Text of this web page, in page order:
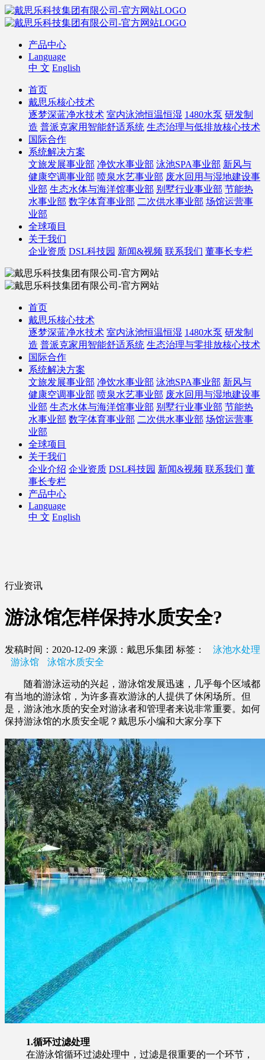
产品中心
Language
中 文 English
首页
戴思乐核心技术
逐梦深蓝净水技术 室内泳池恒温恒湿 1480水泵 研发制
造 普派克家用智能舒适系统 生态治理与低排放核心技术
国际合作
系统解决方案
文旅发展事业部 净饮水事业部 泳池SPA事业部 新风与
健康空调事业部 喷泉水艺事业部 废水回用与湿地建设事
业部 生态水体与海洋馆事业部 别墅行业事业部 节能热
水事业部 数字体育事业部 二次供水事业部 场馆运营事
业部
全球项目
关于我们
企业资质 DSL科技园 新闻&视频 联系我们 董事长专栏
首页
戴思乐核心技术
逐梦深蓝净水技术 室内泳池恒温恒湿 1480水泵 研发制
造 普派克家用智能舒适系统 生态治理与零排放核心技术
国际合作
系统解决方案
文旅发展事业部 净饮水事业部 泳池SPA事业部 新风与
健康空调事业部 喷泉水艺事业部 废水回用与湿地建设事
业部 生态水体与海洋馆事业部 别墅行业事业部 节能热
水事业部 数字体育事业部 二次供水事业部 场馆运营事
业部
全球项目
关于我们
企业介绍 企业资质 DSL科技园 新闻&视频 联系我们 董
事长专栏
产品中心
Language
中 文 English
行业资讯
游泳馆怎样保持水质安全?
发稿时间：2020-12-09 来源：戴思乐集团 标签：
泳池水处理
游泳馆
泳馆水质安全
随着游泳运动的兴起，游泳馆发展迅速，几乎每个区域都
有当地的游泳馆，为许多喜欢游泳的人提供了休闲场所。但
是，游泳池水质的安全对游泳者和管理者来说非常重要。如何
保持游泳馆的水质安全呢？戴思乐小编和大家分享下
1.循环过滤处理
在游泳馆循环过滤处理中，过滤是很重要的一个环节，